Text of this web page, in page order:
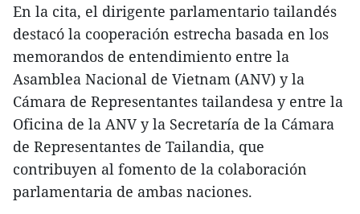
En la cita, el dirigente parlamentario tailandés
destacó la cooperación estrecha basada en los
memorandos de entendimiento entre la
Asamblea Nacional de Vietnam (ANV) y la
Cámara de Representantes tailandesa y entre la
Oficina de la ANV y la Secretaría de la Cámara
de Representantes de Tailandia, que
contribuyen al fomento de la colaboración
parlamentaria de ambas naciones.